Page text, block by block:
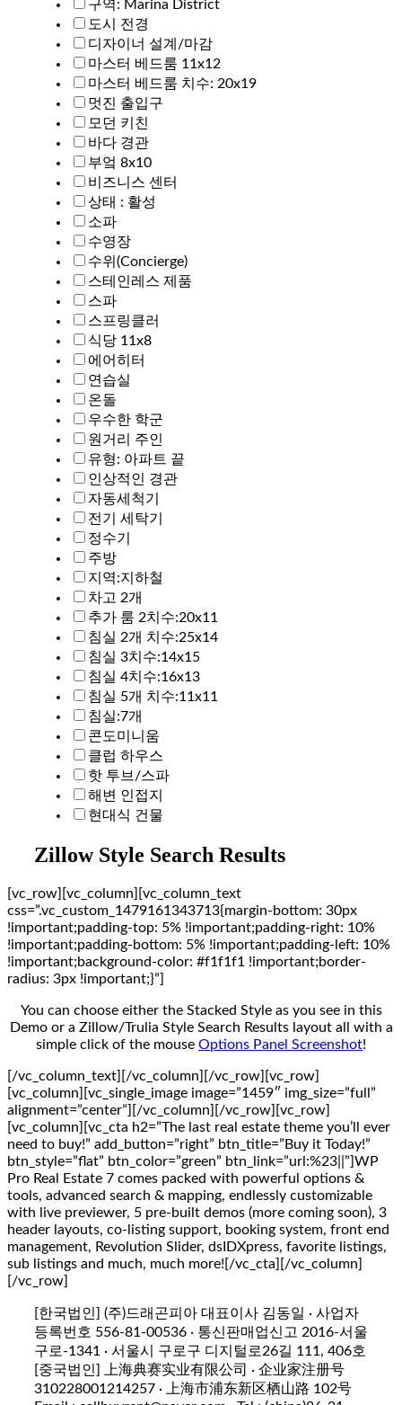
구역: Marina District
도시 전경
디자이너 설계/마감
마스터 베드룸 11x12
마스터 베드룸 치수: 20x19
멋진 출입구
모던 키친
바다 경관
부엌 8x10
비즈니스 센터
상태 : 활성
소파
수영장
수위(Concierge)
스테인레스 제품
스파
스프링클러
식당 11x8
에어히터
연습실
온돌
우수한 학군
원거리 주인
유형: 아파트 끝
인상적인 경관
자동세척기
전기 세탁기
정수기
주방
지역:지하철
차고 2개
추가 룸 2치수:20x11
침실 2개 치수:25x14
침실 3치수:14x15
침실 4치수:16x13
침실 5개 치수:11x11
침실:7개
콘도미니움
클럽 하우스
핫 투브/스파
해변 인접지
현대식 건물
Zillow Style Search Results
[vc_row][vc_column][vc_column_text
css=”.vc_custom_1479161343713{margin-bottom: 30px
!important;padding-top: 5% !important;padding-right: 10%
!important;padding-bottom: 5% !important;padding-left: 10%
!important;background-color: #f1f1f1 !important;border-
radius: 3px !important;}”]
You can choose either the Stacked Style as you see in this
Demo or a Zillow/Trulia Style Search Results layout all with a
simple click of the mouse Options Panel Screenshot!
[/vc_column_text][/vc_column][/vc_row][vc_row]
[vc_column][vc_single_image image=”1459″ img_size=”full”
alignment=”center”][/vc_column][/vc_row][vc_row]
[vc_column][vc_cta h2=”The last real estate theme you’ll ever
need to buy!” add_button=”right” btn_title=”Buy it Today!”
btn_style=”flat” btn_color=”green” btn_link=”url:%23||”]WP
Pro Real Estate 7 comes packed with powerful options &
tools, advanced search & mapping, endlessly customizable
with live previewer, 5 pre-built demos (more coming soon), 3
header layouts, co-listing support, booking system, front end
management, Revolution Slider, dsIDXpress, favorite listings,
sub listings and much, much more![/vc_cta][/vc_column]
[/vc_row]
[한국법인] (주)드래곤피아 대표이사 김동일 · 사업자
등록번호 556-81-00536 · 통신판매업신고 2016-서울
구로-1341 · 서울시 구로구 디지털로26길 111, 406호
[중국법인] 上海典赛实业有限公司 · 企业家注册号
310228001214257 · 上海市浦东新区栖山路 102号